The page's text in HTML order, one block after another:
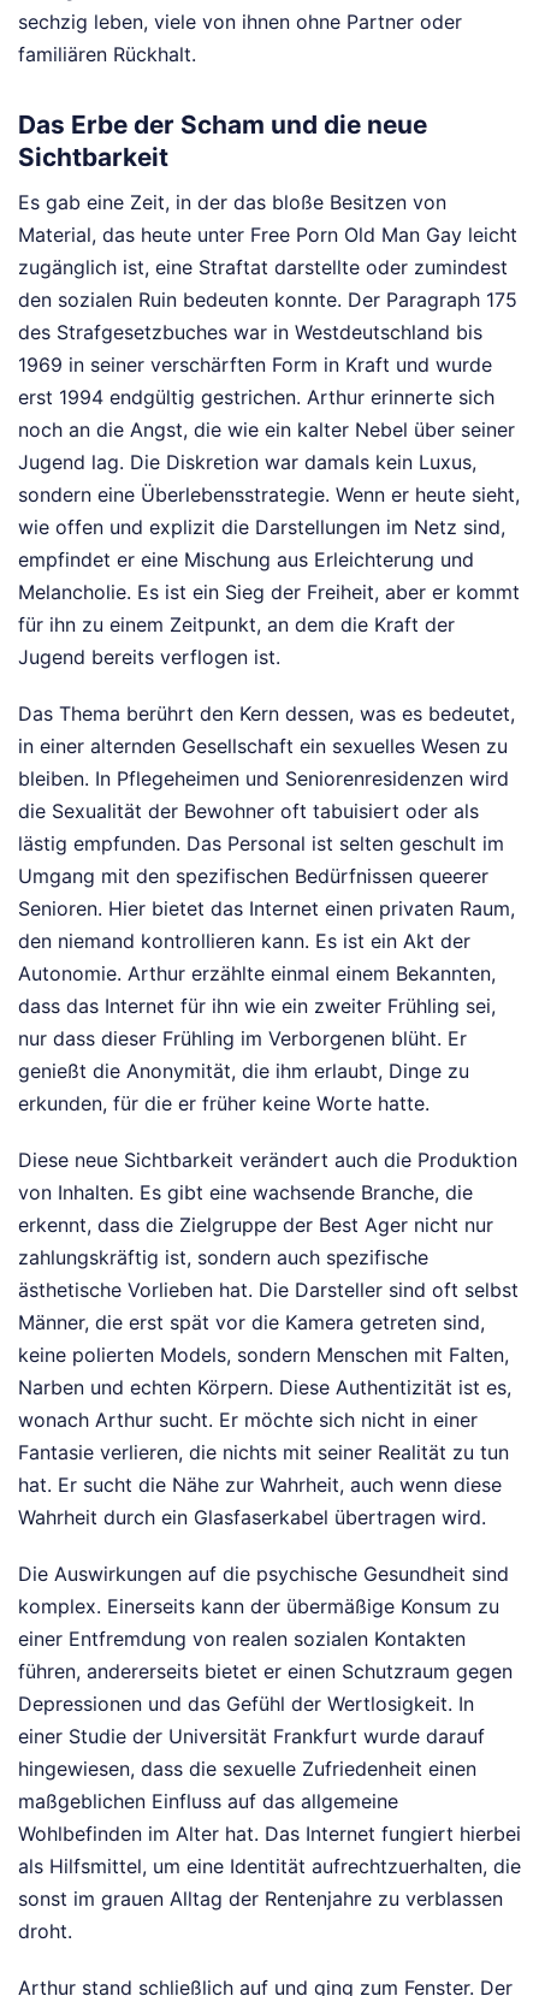
sechzig leben, viele von ihnen ohne Partner oder
familiären Rückhalt.
Das Erbe der Scham und die neue
Sichtbarkeit
Es gab eine Zeit, in der das bloße Besitzen von
Material, das heute unter Free Porn Old Man Gay leicht
zugänglich ist, eine Straftat darstellte oder zumindest
den sozialen Ruin bedeuten konnte. Der Paragraph 175
des Strafgesetzbuches war in Westdeutschland bis
1969 in seiner verschärften Form in Kraft und wurde
erst 1994 endgültig gestrichen. Arthur erinnerte sich
noch an die Angst, die wie ein kalter Nebel über seiner
Jugend lag. Die Diskretion war damals kein Luxus,
sondern eine Überlebensstrategie. Wenn er heute sieht,
wie offen und explizit die Darstellungen im Netz sind,
empfindet er eine Mischung aus Erleichterung und
Melancholie. Es ist ein Sieg der Freiheit, aber er kommt
für ihn zu einem Zeitpunkt, an dem die Kraft der
Jugend bereits verflogen ist.
Das Thema berührt den Kern dessen, was es bedeutet,
in einer alternden Gesellschaft ein sexuelles Wesen zu
bleiben. In Pflegeheimen und Seniorenresidenzen wird
die Sexualität der Bewohner oft tabuisiert oder als
lästig empfunden. Das Personal ist selten geschult im
Umgang mit den spezifischen Bedürfnissen queerer
Senioren. Hier bietet das Internet einen privaten Raum,
den niemand kontrollieren kann. Es ist ein Akt der
Autonomie. Arthur erzählte einmal einem Bekannten,
dass das Internet für ihn wie ein zweiter Frühling sei,
nur dass dieser Frühling im Verborgenen blüht. Er
genießt die Anonymität, die ihm erlaubt, Dinge zu
erkunden, für die er früher keine Worte hatte.
Diese neue Sichtbarkeit verändert auch die Produktion
von Inhalten. Es gibt eine wachsende Branche, die
erkennt, dass die Zielgruppe der Best Ager nicht nur
zahlungskräftig ist, sondern auch spezifische
ästhetische Vorlieben hat. Die Darsteller sind oft selbst
Männer, die erst spät vor die Kamera getreten sind,
keine polierten Models, sondern Menschen mit Falten,
Narben und echten Körpern. Diese Authentizität ist es,
wonach Arthur sucht. Er möchte sich nicht in einer
Fantasie verlieren, die nichts mit seiner Realität zu tun
hat. Er sucht die Nähe zur Wahrheit, auch wenn diese
Wahrheit durch ein Glasfaserkabel übertragen wird.
Die Auswirkungen auf die psychische Gesundheit sind
komplex. Einerseits kann der übermäßige Konsum zu
einer Entfremdung von realen sozialen Kontakten
führen, andererseits bietet er einen Schutzraum gegen
Depressionen und das Gefühl der Wertlosigkeit. In
einer Studie der Universität Frankfurt wurde darauf
hingewiesen, dass die sexuelle Zufriedenheit einen
maßgeblichen Einfluss auf das allgemeine
Wohlbefinden im Alter hat. Das Internet fungiert hierbei
als Hilfsmittel, um eine Identität aufrechtzuerhalten, die
sonst im grauen Alltag der Rentenjahre zu verblassen
droht.
Arthur stand schließlich auf und ging zum Fenster. Der